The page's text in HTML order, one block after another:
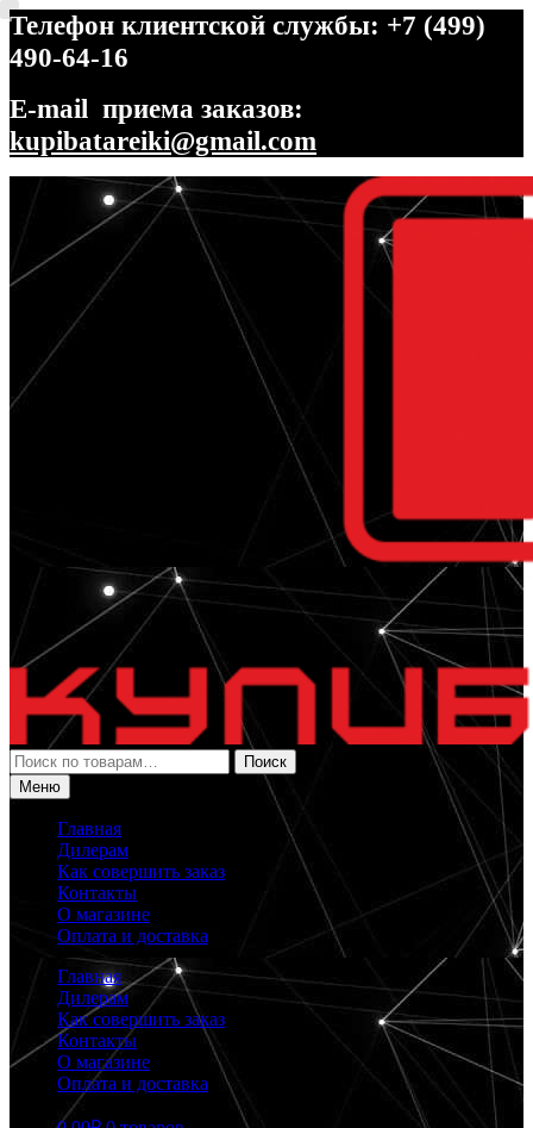
Телефон клиентской службы: +7 (499)
490-64-16
E-mail приема заказов:
kupibatareiki@gmail.com
Перейти
навигации
Перейти
содержимому
Искать:
Поиск
Меню
Главная
Дилерам
Как совершить заказ
Контакты
О магазине
Оплата и доставка
Главная
Дилерам
Как совершить заказ
Контакты
О магазине
Оплата и доставка